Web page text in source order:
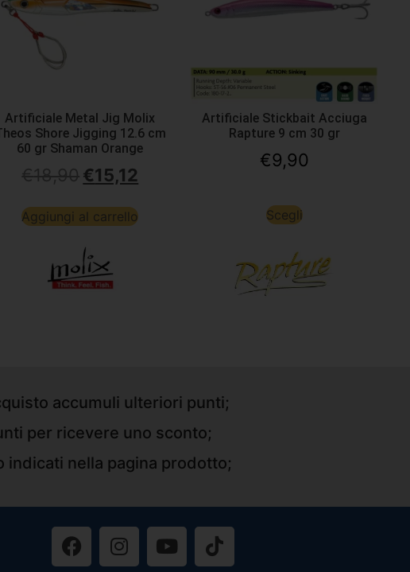
Artificiale Metal Jig Molix
Shore Jigging 12.6 cm
60 gr Shaman Orange
€15,12
Aggiungi al carrello
Artificiale Stickbait Acciuga
Rapture 9 cm 30 gr
€9,90
Scegli
accumuli ulteriori punti;
per ricevere uno sconto;
indicati nella pagina prodotto;